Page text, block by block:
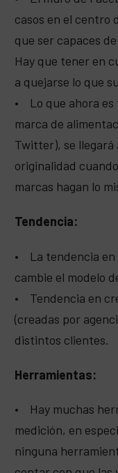
casos en el centro
que ser capaces
Hay que tener en
a quejarse lo que
• Lo que ahora es
marca de
Twitter), se llegará
originalidad
marcas hagan lo
Tendencia:
• La tendencia en
cambie el modelo
• Tendencia en
(creadas por
distintos clientes.
Herramientas:
• Hay muchas
medición, en
ninguna